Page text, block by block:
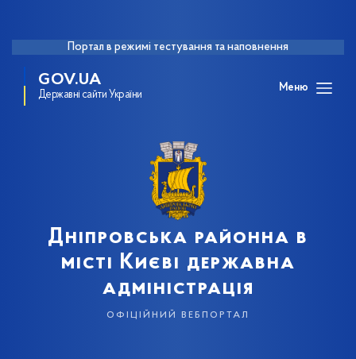
Портал в режимі тестування та наповнення
GOV.UA
Державні сайти України
Меню
Дніпровська районна в
місті Києві державна
адміністрація
офіційний вебпортал